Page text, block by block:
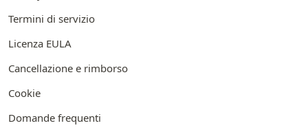
Termini di servizio
Licenza EULA
Cancellazione e rimborso
Cookie
Domande frequenti